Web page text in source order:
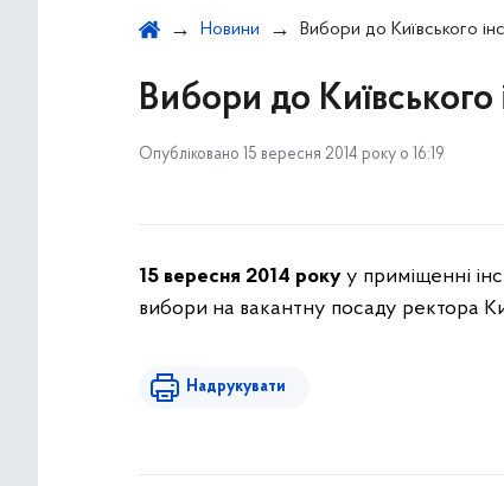
Новини Вибори до Київського
Вибори до Київського
Опубліковано 15 вересня 2014 року о 16:19
15 вересня 2014 року у приміщенні
вибори на вакантну посаду ректора
Надрукувати